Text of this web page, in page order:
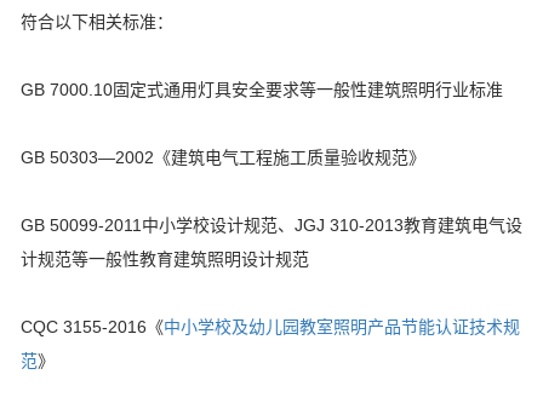
符合以下相关标准：
GB 7000.10固定式通用灯具安全要求等一般性建筑照明行业标准
GB 50303—2002《建筑电气工程施工质量验收规范》
GB 50099-2011中小学校设计规范、JGJ 310-2013教育建筑电气设
计规范等一般性教育建筑照明设计规范
CQC 3155-2016《中小学校及幼儿园教室照明产品节能认证技术规
范》